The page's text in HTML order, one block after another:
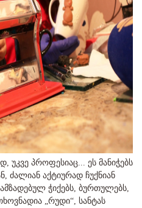
უკვე პროფესიაც... ეს მანიჭებს
ძალიან აქტიურად ჩუქნიან
ჭიქებს, ბურთულებს,
„რუდი“, სანტას